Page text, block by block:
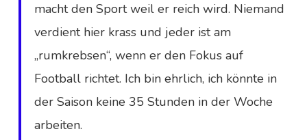
macht den Sport weil er reich wird. Niemand
verdient hier krass und jeder ist am
„rumkrebsen“, wenn er den Fokus auf
Football richtet. Ich bin ehrlich, ich könnte in
der Saison keine 35 Stunden in der Woche
arbeiten.